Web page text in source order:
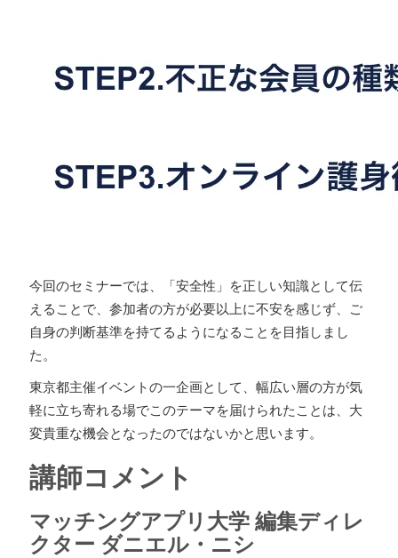
今回のセミナーでは、「安全性」を正しい知識として伝
えることで、参加者の方が必要以上に不安を感じず、ご
自身の判断基準を持てるようになることを目指しまし
た。
東京都主催イベントの一企画として、幅広い層の方が気
軽に立ち寄れる場でこのテーマを届けられたことは、大
変貴重な機会となったのではないかと思います。
講師コメント
マッチングアプリ大学 編集ディレ
クター ダニエル・ニシ